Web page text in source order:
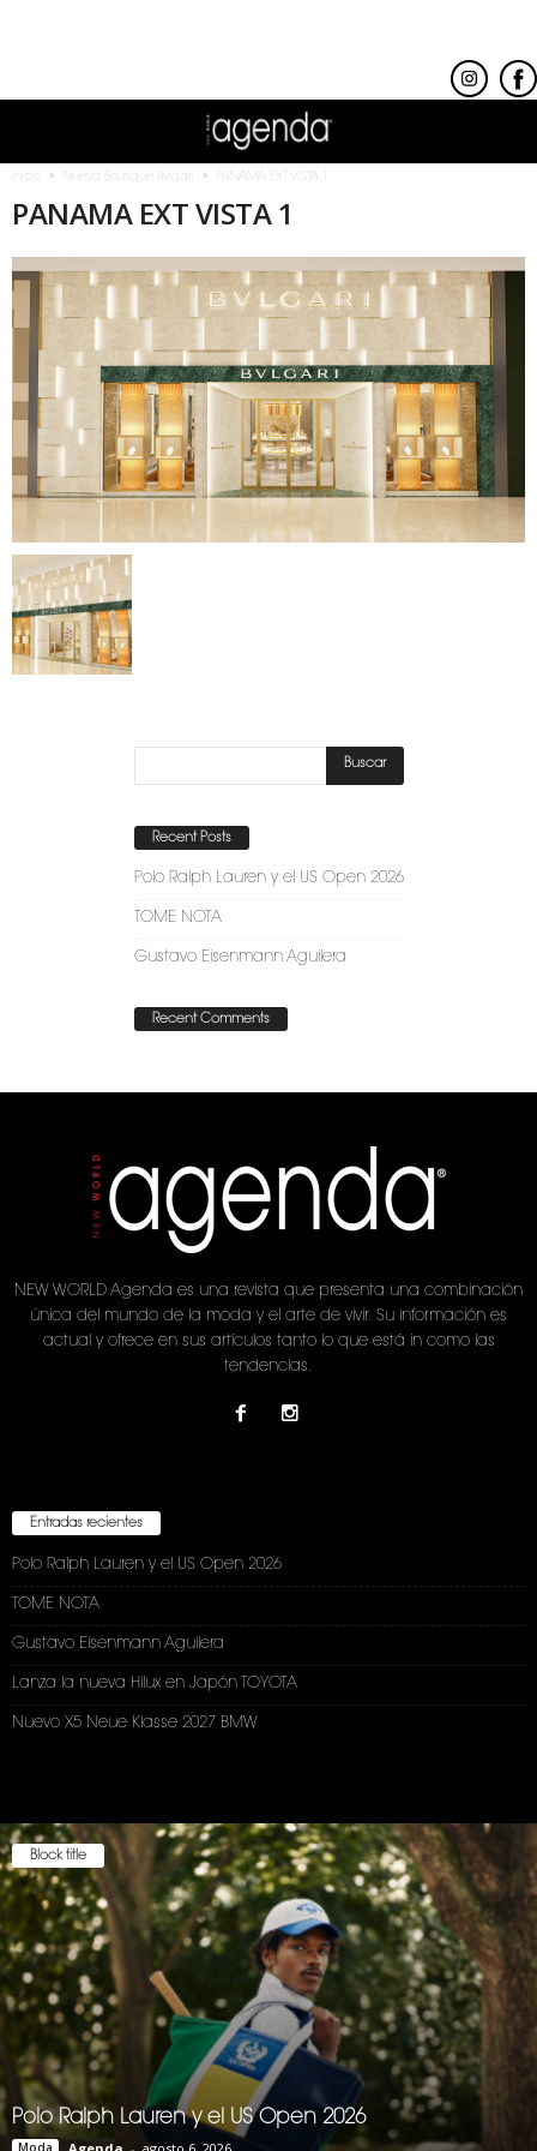
Nueva Boutique Bvlgari PANAMA EXT VISTA 1
PANAMA EXT VISTA 1
Recent Posts
Polo Ralph Lauren y el US Open 2026
TOME NOTA
Gustavo Eisenmann Aguilera
Recent Comments
NEW WORLD Agenda es una revista que presenta una combinación
única del mundo de la moda y el arte de vivir. Su información es
actual y ofrece en sus artículos tanto lo que está in como las
tendencias.
Entradas recientes
Polo Ralph Lauren y el US Open 2026
TOME NOTA
Gustavo Eisenmann Aguilera
Lanza la nueva Hilux en Japón TOYOTA
Nuevo X5 Neue Klasse 2027 BMW
Block title
Polo Ralph Lauren y el US Open 2026
Moda